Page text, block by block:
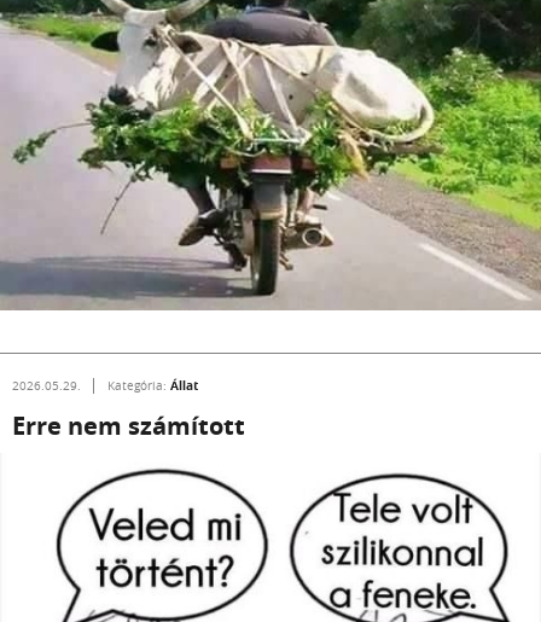
2026.05.29. Kategória: Állat
Erre nem számított